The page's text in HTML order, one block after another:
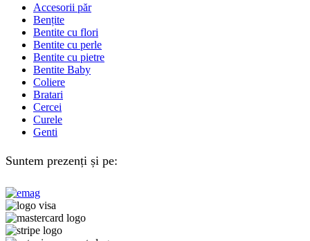
Accesorii păr
Bențite
Bentite cu flori
Bentite cu perle
Bentite cu pietre
Bentite Baby
Coliere
Bratari
Cercei
Curele
Genti
Suntem prezenți și pe: